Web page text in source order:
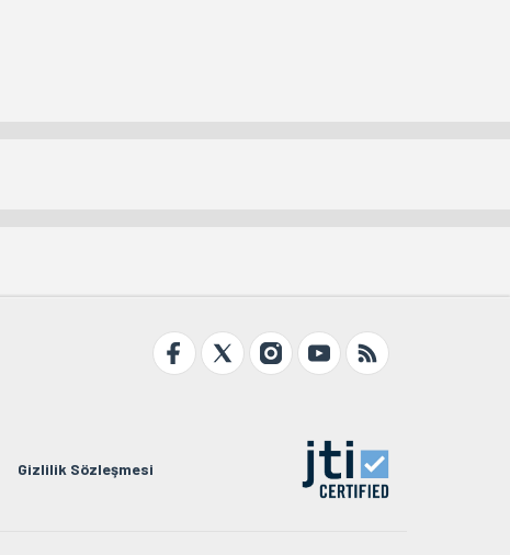
Gizlilik Sözleşmesi